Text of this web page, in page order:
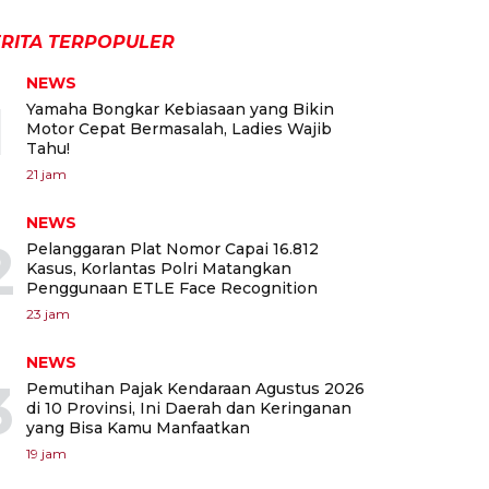
TERPOPULER
NEWS
Yamaha Bongkar Kebiasaan yang Bikin
Motor Cepat Bermasalah, Ladies Wajib
Tahu!
21 jam
NEWS
Pelanggaran Plat Nomor Capai 16.812
Kasus, Korlantas Polri Matangkan
Penggunaan ETLE Face Recognition
23 jam
NEWS
Pemutihan Pajak Kendaraan Agustus 2026
di 10 Provinsi, Ini Daerah dan Keringanan
yang Bisa Kamu Manfaatkan
19 jam